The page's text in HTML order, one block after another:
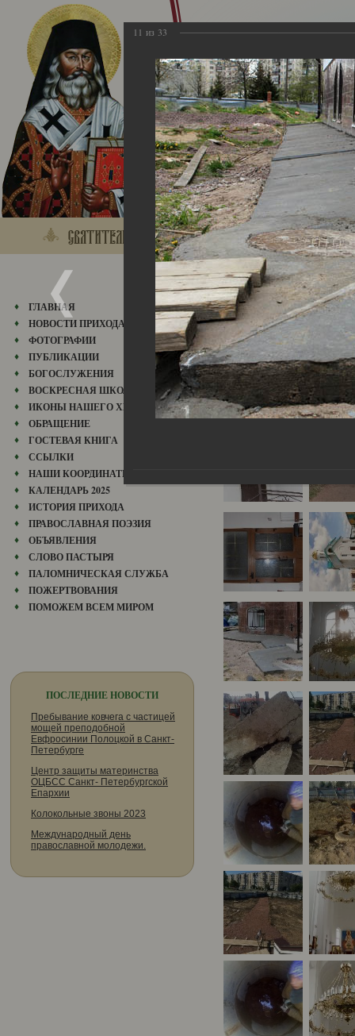
ГЛАВНАЯ
НОВОСТИ ПРИХОДА
ФОТОГРАФИИ
ПУБЛИКАЦИИ
БОГОСЛУЖЕНИЯ
ВОСКРЕСНАЯ ШКОЛА
ИКОНЫ НАШЕГО ХРАМА
ОБРАЩЕНИЕ
ГОСТЕВАЯ КНИГА
ССЫЛКИ
НАШИ КООРДИНАТЫ
КАЛЕНДАРЬ 2025
ИСТОРИЯ ПРИХОДА
ПРАВОСЛАВНАЯ ПОЭЗИЯ
ОБЪЯВЛЕНИЯ
СЛОВО ПАСТЫРЯ
ПАЛОМНИЧЕСКАЯ СЛУЖБА
ПОЖЕРТВОВАНИЯ
ПОМОЖЕМ ВСЕМ МИРОМ
ПОСЛЕДНИЕ НОВОСТИ
Пребывание ковчега с частицей
мощей преподобной
Евфросинии Полоцкой в Санкт-
Петербурге
Центр защиты материнства
ОЦБСС Санкт- Петербургской
Епархии
Колокольные звоны 2023
Международный день
православной молодежи.
2015
31.05.2018
11 из 33